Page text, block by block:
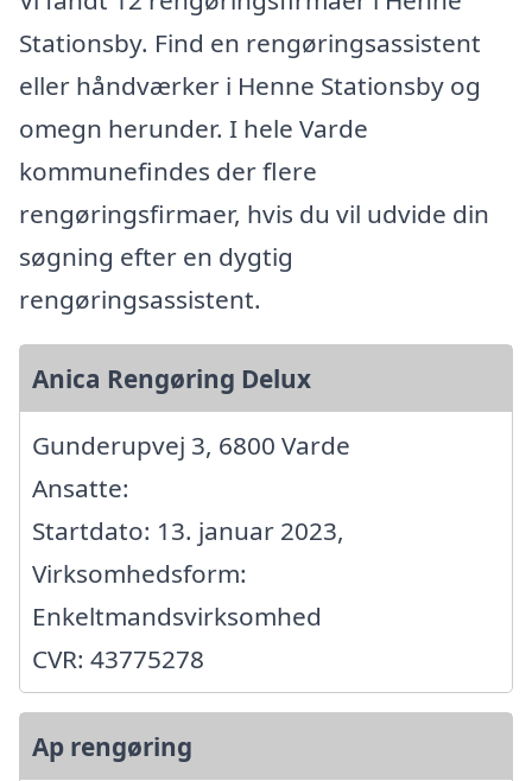
Stationsby. Find en rengøringsassistent
eller håndværker i Henne Stationsby og
omegn herunder. I hele Varde
kommunefindes der flere
rengøringsfirmaer, hvis du vil udvide din
søgning efter en dygtig
rengøringsassistent.
Anica Rengøring Delux
Gunderupvej 3, 6800 Varde
Ansatte:
Startdato: 13. januar 2023,
Virksomhedsform:
Enkeltmandsvirksomhed
CVR: 43775278
Ap rengøring